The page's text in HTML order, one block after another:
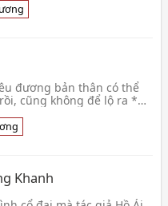
Bất Tịch Mịch
đương bản thân có thể
cũng không để lộ ra *
Hữu Tửu
Khanh